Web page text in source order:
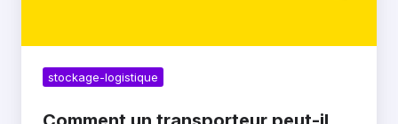
stockage-logistique